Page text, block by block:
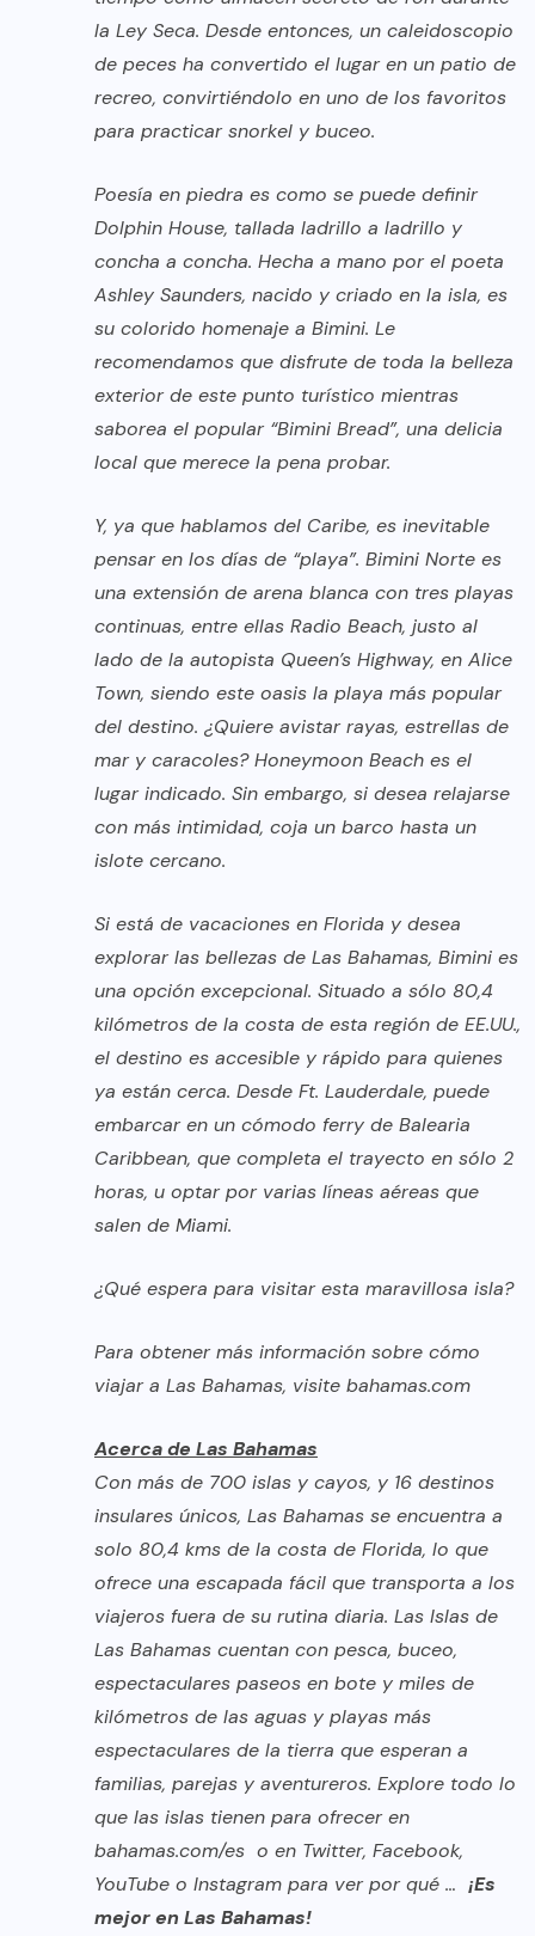
la Ley Seca. Desde entonces, un caleidoscopio
de peces ha convertido el lugar en un patio de
recreo, convirtiéndolo en uno de los favoritos
para practicar snorkel y buceo.
Poesía en piedra es como se puede definir
Dolphin House, tallada ladrillo a ladrillo y
concha a concha. Hecha a mano por el poeta
Ashley Saunders, nacido y criado en la isla, es
su colorido homenaje a Bimini. Le
recomendamos que disfrute de toda la belleza
exterior de este punto turístico mientras
saborea el popular “Bimini Bread”, una delicia
local que merece la pena probar.
Y, ya que hablamos del Caribe, es inevitable
pensar en los días de “playa”. Bimini Norte es
una extensión de arena blanca con tres playas
continuas, entre ellas Radio Beach, justo al
lado de la autopista Queen’s Highway, en Alice
Town, siendo este oasis la playa más popular
del destino. ¿Quiere avistar rayas, estrellas de
mar y caracoles? Honeymoon Beach es el
lugar indicado. Sin embargo, si desea relajarse
con más intimidad, coja un barco hasta un
islote cercano.
Si está de vacaciones en Florida y desea
explorar las bellezas de Las Bahamas, Bimini es
una opción excepcional. Situado a sólo 80,4
kilómetros de la costa de esta región de EE.UU.,
el destino es accesible y rápido para quienes
ya están cerca. Desde Ft. Lauderdale, puede
embarcar en un cómodo ferry de Balearia
Caribbean, que completa el trayecto en sólo 2
horas, u optar por varias líneas aéreas que
salen de Miami.
¿Qué espera para visitar esta maravillosa isla?
Para obtener más información sobre cómo
viajar a Las Bahamas, visite bahamas.com
Acerca de Las Bahamas
Con más de 700 islas y cayos, y 16 destinos
insulares únicos, Las Bahamas se encuentra a
solo 80,4 kms de la costa de Florida, lo que
ofrece una escapada fácil que transporta a los
viajeros fuera de su rutina diaria. Las Islas de
Las Bahamas cuentan con pesca, buceo,
espectaculares paseos en bote y miles de
kilómetros de las aguas y playas más
espectaculares de la tierra que esperan a
familias, parejas y aventureros. Explore todo lo
que las islas tienen para ofrecer en
bahamas.com/es o en Twitter, Facebook,
YouTube o Instagram para ver por qué … ¡Es
mejor en Las Bahamas!